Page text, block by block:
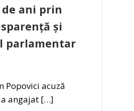
de ani prin
și
parlamentar
Popovici acuză
a angajat […]